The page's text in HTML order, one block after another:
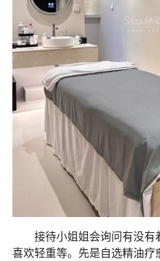
接待小姐姐会询问有没有
喜欢轻重等。先是自选精油